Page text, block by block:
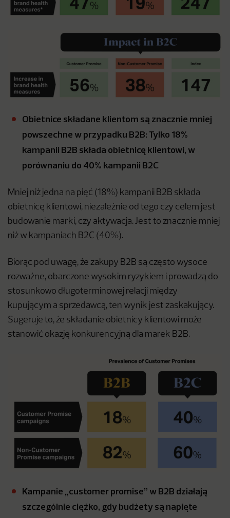
Obietnice składane klientom są znacznie mniej
powszechne w przypadku B2B: Tylko 18%
kampanii B2B składa obietnicę klientowi, w
porównaniu do 40% kampanii B2C
Mniej niż jedna na pięć (18%) kampanii B2B składa
obietnicę klientowi, niezależnie od tego czy celem jest
budowanie marki, czy aktywacja. Jest to znacznie mniej
niż w kampaniach B2C (40%).
Biorąc pod uwagę, że zakupy B2B są często wysoce
rozważne, obarczone wysokim ryzykiem i prowadzą do
stosunkowo długoterminowej relacji między
kupującym a sprzedawcą, ten wynik jest zaskakujący.
Sugeruje to, że składanie obietnicy klientowi może
stanowić okazję konkurencyjną dla marek B2B.
Kampanie „customer promise” w B2B działają
szczególnie ciężko, gdy budżety są napięte